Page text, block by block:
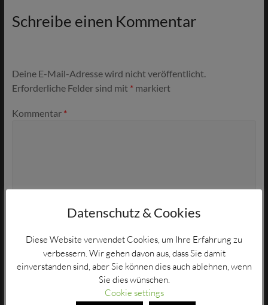
Schreibe einen Kommentar
Deine E-Mail-Adresse wird nicht veröffentlicht.
Erforderliche Felder sind mit *markiert
Kommentar *
Datenschutz & Cookies
Diese Website verwendet Cookies, um Ihre Erfahrung zu
verbessern. Wir gehen davon aus, dass Sie damit
einverstanden sind, aber Sie können dies auch ablehnen, wenn
Sie dies wünschen.
Cookie settings